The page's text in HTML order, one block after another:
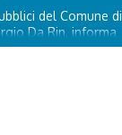
del Comune di
Da Rin, informa
prospiciente
riaperto
sabato 8